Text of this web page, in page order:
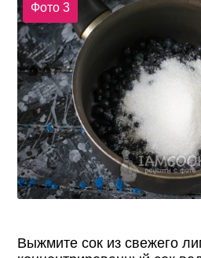
Фото 3
Выжмите сок из свежего